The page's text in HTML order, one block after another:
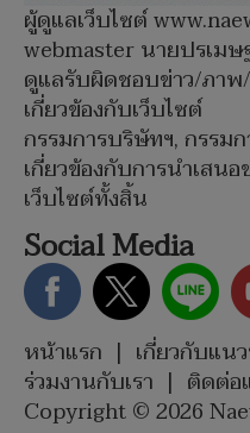
ผู้ดูแลเว็บไซต์
webmaster นายปรเมษ
ดูแลรับผิดชอบข่าว/ภา
เกี่ยวข้องกับเว็บไซต์
กรรมการบริษัทฯ, กรรม
เกี่ยวข้องกับการนำเสน
เว็บไซต์ทั้งสิ้น
Social Media
หน้าแรก | เกี่ยวกับแน
ร่วมงานกับเรา | ติดต่อ
Copyright © 2026